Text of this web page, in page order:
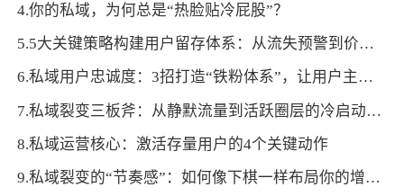
4.你的私域，为何总是“热脸贴冷屁股”？
5.5大关键策略构建用户留存体系：从流失预警到价值转化的闭环设计
6.私域用户忠诚度：3招打造“铁粉体系”，让用户主动复购+裂变
7.私域裂变三板斧：从静默流量到活跃圈层的冷启动策略
8.私域运营核心：激活存量用户的4个关键动作
9.私域裂变的“节奏感”：如何像下棋一样布局你的增长节点？